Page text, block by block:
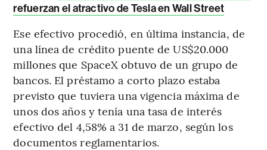
refuerzan el atractivo de Tesla en Wall Street
Ese efectivo procedió, en última instancia, de
una línea de crédito puente de US$20.000
millones que SpaceX obtuvo de un grupo de
bancos. El préstamo a corto plazo estaba
previsto que tuviera una vigencia máxima de
unos dos años y tenía una tasa de interés
efectivo del 4,58% a 31 de marzo, según los
documentos reglamentarios.